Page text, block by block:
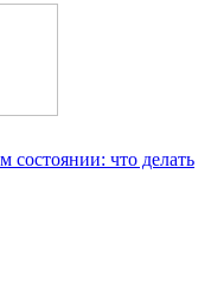
состоянии: что делать